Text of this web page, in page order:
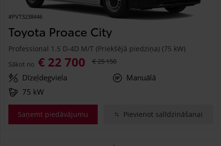
#PVT3238446
Toyota Proace City
Professional 1.5 D-4D M/T (Priekšējā piedziņa) (75 kW)
Sākot no € 22 700 € 25 150
Dīzeļdegviela
Manuālā
75 kW
Saņemt piedāvājumu Pievienot salīdzināšanai